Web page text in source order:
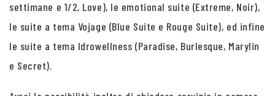
settimane e 1/2, Love), le emotional suite (Extreme, Noir),
le suite a tema Vojage (Blue Suite e Rouge Suite), ed infine
le suite a tema Idrowellness (Paradise, Burlesque, Marylin
e Secret).